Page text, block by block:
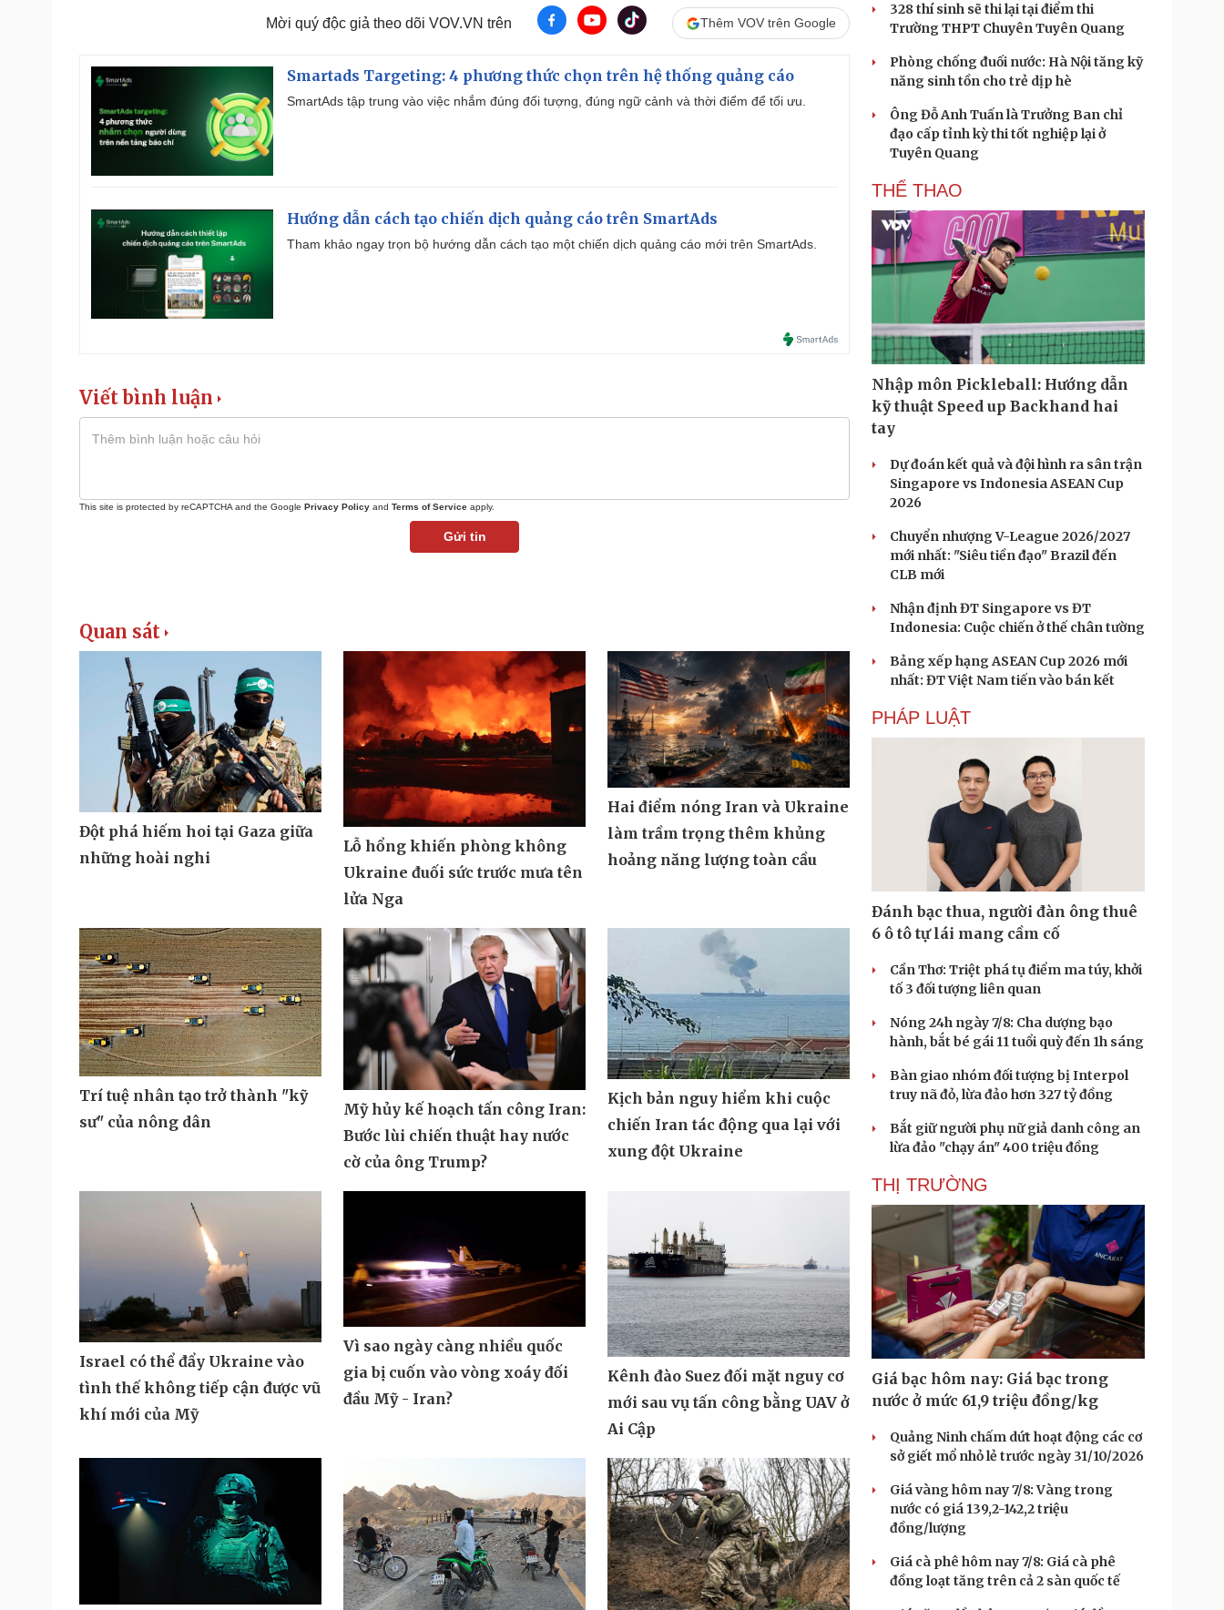
Mời quý độc giả theo dõi VOV.VN trên Thêm VOV trên Google
Smartads Targeting: 4 phương thức chọn trên hệ thống quảng cáo
SmartAds tập trung vào việc nhắm đúng đối tượng, đúng ngữ cảnh và thời điểm để tối ưu.
Hướng dẫn cách tạo chiến dịch quảng cáo trên SmartAds
Tham khảo ngay trọn bộ hướng dẫn cách tạo một chiến dịch quảng cáo mới trên SmartAds.
Viết bình luận
This site is protected by reCAPTCHA and the Google Privacy Policy and Terms of Service apply.
Gửi tin
Quan sát
Đột phá hiếm hoi tại Gaza giữa
những hoài nghi
Lỗ hổng khiến phòng không
Ukraine đuối sức trước mưa tên
lửa Nga
Hai điểm nóng Iran và Ukraine
làm trầm trọng thêm khủng
hoảng năng lượng toàn cầu
Trí tuệ nhân tạo trở thành "kỹ
sư" của nông dân
Mỹ hủy kế hoạch tấn công Iran:
Bước lùi chiến thuật hay nước
cờ của ông Trump?
Kịch bản nguy hiểm khi cuộc
chiến Iran tác động qua lại với
xung đột Ukraine
Israel có thể đẩy Ukraine vào
tình thế không tiếp cận được vũ
khí mới của Mỹ
Vì sao ngày càng nhiều quốc
gia bị cuốn vào vòng xoáy đối
đầu Mỹ - Iran?
Kênh đào Suez đối mặt nguy cơ
mới sau vụ tấn công bằng UAV ở
Ai Cập
328 thí sinh sẽ thi lại tại điểm thi
Trường THPT Chuyên Tuyên Quang
Phòng chống đuối nước: Hà Nội tăng kỹ
năng sinh tồn cho trẻ dịp hè
Ông Đỗ Anh Tuấn là Trưởng Ban chỉ
đạo cấp tỉnh kỳ thi tốt nghiệp lại ở
Tuyên Quang
THỂ THAO
Nhập môn Pickleball: Hướng dẫn
kỹ thuật Speed up Backhand hai
tay
Dự đoán kết quả và đội hình ra sân trận
Singapore vs Indonesia ASEAN Cup
2026
Chuyển nhượng V-League 2026/2027
mới nhất: "Siêu tiền đạo" Brazil đến
CLB mới
Nhận định ĐT Singapore vs ĐT
Indonesia: Cuộc chiến ở thế chân tường
Bảng xếp hạng ASEAN Cup 2026 mới
nhất: ĐT Việt Nam tiến vào bán kết
PHÁP LUẬT
Đánh bạc thua, người đàn ông thuê
6 ô tô tự lái mang cầm cố
Cần Thơ: Triệt phá tụ điểm ma túy, khởi
tố 3 đối tượng liên quan
Nóng 24h ngày 7/8: Cha dượng bạo
hành, bắt bé gái 11 tuổi quỳ đến 1h sáng
Bàn giao nhóm đối tượng bị Interpol
truy nã đỏ, lừa đảo hơn 327 tỷ đồng
Bắt giữ người phụ nữ giả danh công an
lừa đảo "chạy án" 400 triệu đồng
THỊ TRƯỜNG
Giá bạc hôm nay: Giá bạc trong
nước ở mức 61,9 triệu đồng/kg
Quảng Ninh chấm dứt hoạt động các cơ
sở giết mổ nhỏ lẻ trước ngày 31/10/2026
Giá vàng hôm nay 7/8: Vàng trong
nước có giá 139,2-142,2 triệu
đồng/lượng
Giá cà phê hôm nay 7/8: Giá cà phê
đồng loạt tăng trên cả 2 sàn quốc tế